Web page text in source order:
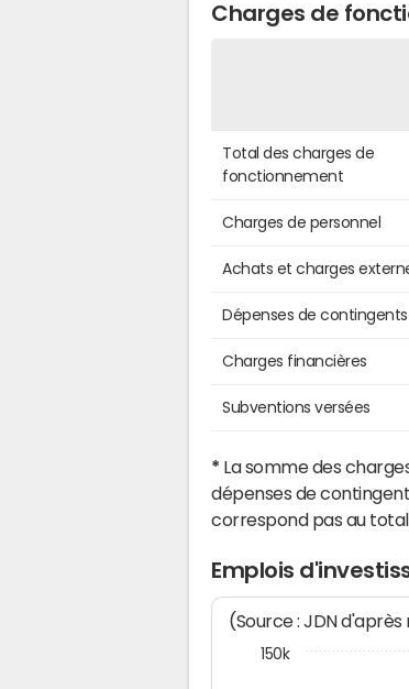
Charges de
Total des charges de
fonctionnement
Charges de personnel
Achats et charges
Dépenses de contingents
Charges financières
Subventions versées
* La somme des
dépenses de
correspond pas au
Emplois
(Source : JDN
150k